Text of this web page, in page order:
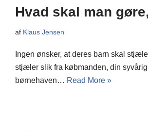
Hvad skal man
af Klaus Jensen
Ingen ønsker, at deres barn skal
stjæler slik fra købmanden, din
børnehaven… Read More »